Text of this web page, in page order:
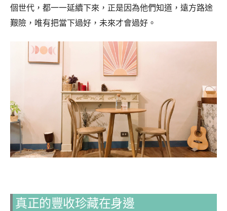
個世代，都一一延續下來，正是因為他們知道，遠方路途
艱險，唯有把當下過好，未來才會過好。
真正的豐收珍藏在身邊